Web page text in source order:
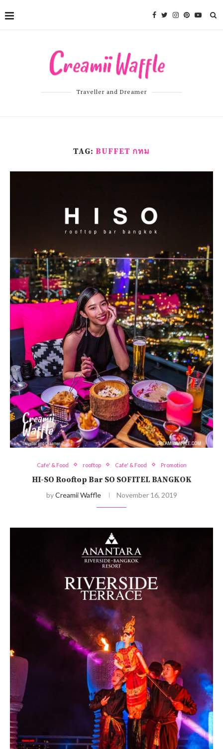
Traveller and Dreamer
TAG: BUFFET กทม
Cafe' & Food rooftop Cafe' & Food Promotion
HI-SO Rooftop Bar SO SOFITEL BANGKOK
byCreamii Waffle November 16, 2019